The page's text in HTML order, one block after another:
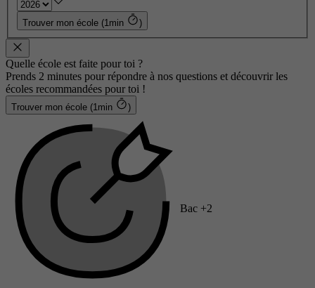
Trouver mon école (1min )
Quelle école est faite pour toi ?
Prends 2 minutes pour répondre à nos questions et découvrir les
écoles recommandées pour toi !
Trouver mon école (1min )
Bac +2